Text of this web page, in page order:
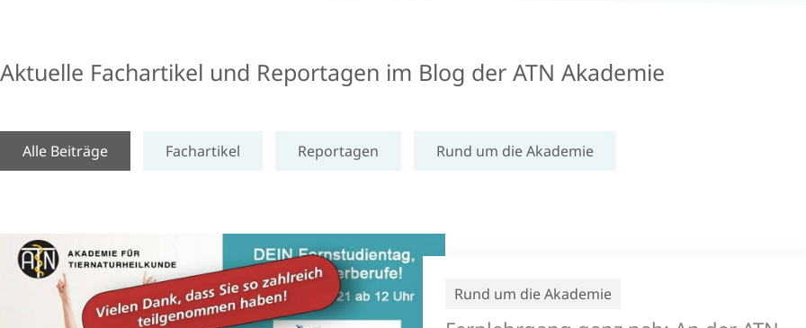
Aktuelle Fachartikel und Reportagen im Blog der ATN Akademie
Alle Beiträge Fachartikel Reportagen Rund um die Akademie
Rund um die Akademie